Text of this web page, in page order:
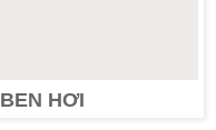
BEN HƠI